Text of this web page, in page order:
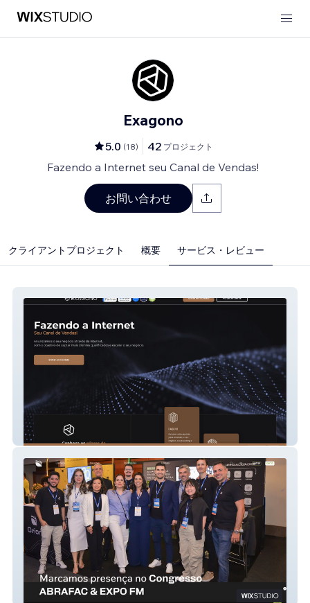
Exagono
5.0 (18) 42 プロジェクト
Fazendo a Internet seu Canal de Vendas!
お問い合わせ
クライアントプロジェクト 概要 サービス・レビュー
Exagono
Orion Grupo